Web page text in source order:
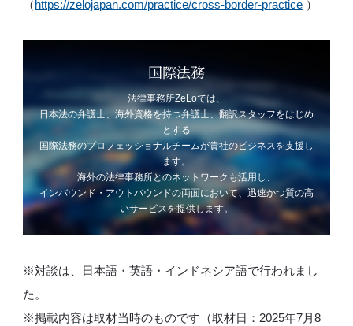
（https://zelojapan.com/practice/cross-border-practice ）
国際法務
法律事務所ZeLoでは、
日本法の弁護士、海外資格を持つ弁護士、翻訳スタッフをはじめ
とする
国際法務のプロフェッショナルチームが貴社のビジネスを支援し
ます。
海外の法律事務所とのネットワークも活用し、
インバウンド・アウトバウンドの両面において、迅速かつ質の高
いサービスを提供します。
※対談は、日本語・英語・インドネシア語で行われまし
た。
※掲載内容は取材当時のものです（取材日：2025年7月8